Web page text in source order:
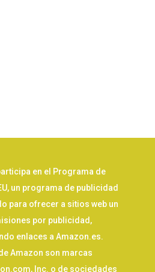
en el Programa de
un programa de publicidad
para ofrecer a sitios web un
por publicidad,
enlaces a Amazon.es.
Amazon son marcas
Inc. o de sociedades